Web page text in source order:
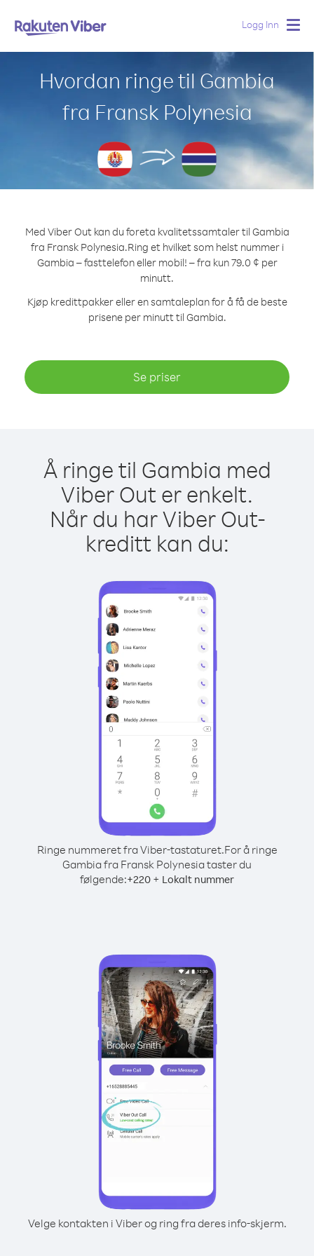
Logg Inn
Hvordan ringe til Gambia
fra Fransk Polynesia
Med Viber Out kan du foreta kvalitetssamtaler til Gambia
fra Fransk Polynesia.Ring et hvilket som helst nummer i
Gambia – fasttelefon eller mobil! – fra kun 79.0 ¢ per
minutt.
Kjøp kredittpakker eller en samtaleplan for å få de beste
prisene per minutt til Gambia.
Se priser
Å ringe til Gambia med
Viber Out er enkelt.
Når du har Viber Out-
kreditt kan du:
Ringe nummeret fra Viber-tastaturet.For å ringe
Gambia fra Fransk Polynesia taster du
følgende:+220 + Lokalt nummer
Velge kontakten i Viber og ring fra deres info-skjerm.